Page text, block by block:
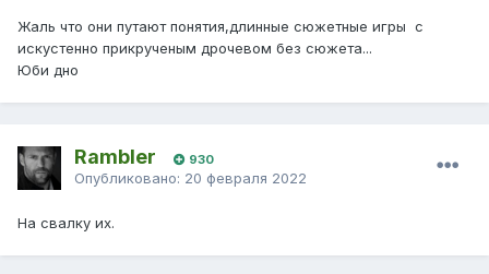
Жаль что они путают понятия,длинные сюжетные игры с
искустенно прикрученым дрочевом без сюжета...
Юби дно
Rambler 930
Опубликовано: 20 февраля 2022
На свалку их.